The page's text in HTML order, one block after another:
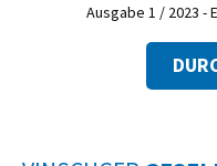
Ausgabe 1 / 2023 -